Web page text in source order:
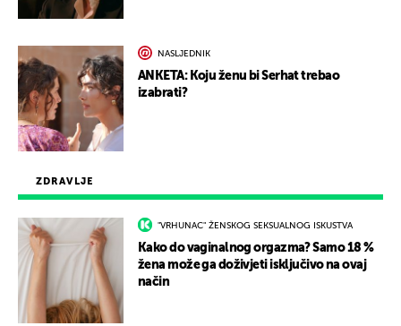
ZDRAVLJE
"VRHUNAC" ŽENSKOG SEKSUALNOG ISKUSTVA
Kako do vaginalnog orgazma? Samo 18 %
žena može ga doživjeti isključivo na ovaj
način
NASLJEDNIK
ANKETA: Koju ženu bi Serhat trebao
izabrati?